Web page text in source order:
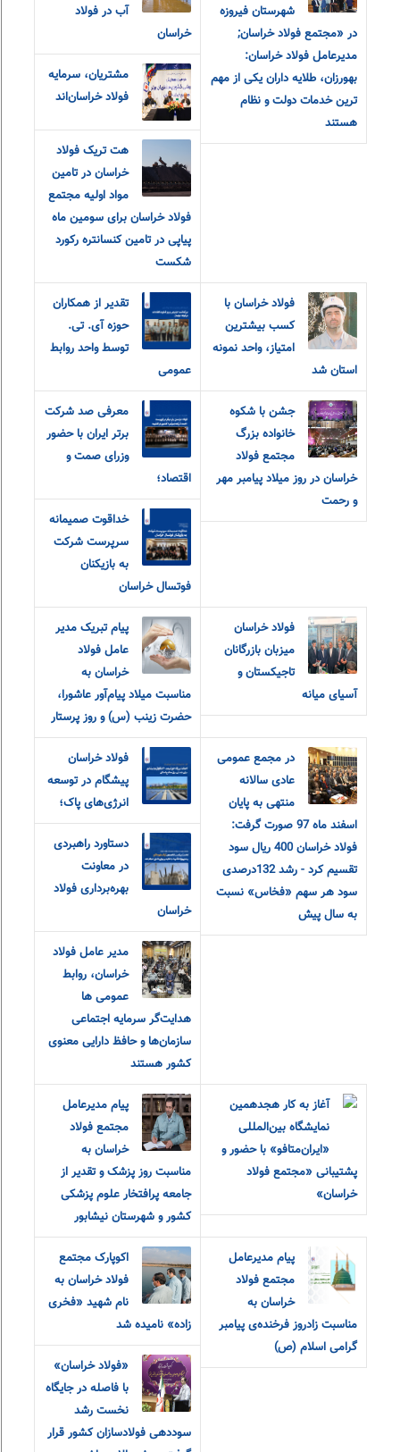
شهرستان فیروزه
در «مجتمع فولاد خراسان;
مدیرعامل فولاد خراسان:
بهورزان، طلایه داران یکی از مهم
ترین خدمات دولت و نظام
هستند
آب در فولاد
خراسان
مشتریان، سرمایه
فولاد خراسان‌اند
هت تریک فولاد
خراسان در تامین
مواد اولیه مجتمع
فولاد خراسان برای سومین ماه
پیاپی در تامین کنسانتره رکورد
شکست
فولاد خراسان با
کسب بیشترین
امتیاز، واحد نمونه
استان شد
تقدیر از همکاران
حوزه آی. تی.
توسط واحد روابط
عمومی
جشن با شکوه
خانواده بزرگ
مجتمع فولاد
خراسان در روز میلاد پیامبر مهر
و رحمت
معرفی صد شرکت
برتر ایران با حضور
وزرای صمت و
اقتصاد؛
خداقوت صمیمانه
سرپرست شرکت
به بازیکنان
فوتسال خراسان
فولاد خراسان
میزبان بازرگانان
تاجیکستان و
آسیای میانه
پیام تبریک مدیر
عامل فولاد
خراسان به
مناسبت میلاد پیام‌آور عاشورا،
حضرت زینب (س) و روز پرستار
در مجمع عمومی
عادی سالانه
منتهی به پایان
اسفند ماه 97 صورت گرفت:
فولاد خراسان 400 ریال سود
تقسیم کرد - رشد 132درصدی
سود هر سهم «فخاس» نسبت
به سال پیش
فولاد خراسان
پیشگام در توسعه
انرژی‌های پاک؛
دستاورد راهبردی
در معاونت
بهره‌برداری فولاد
خراسان
مدیر عامل فولاد
خراسان، روابط
عمومی ها
هدایت‌گر سرمایه اجتماعی
سازمان‌ها و حافظ دارایی معنوی
کشور هستند
آغاز به کار هجدهمین
نمایشگاه بین‌المللی
«ایران‌متافو» با حضور و
پشتیبانی «مجتمع فولاد
خراسان»
پیام مدیرعامل
مجتمع فولاد
خراسان به
مناسبت روز پزشک و تقدیر از
جامعه پرافتخار علوم پزشکی
کشور و شهرستان نیشابور
پیام مدیرعامل
مجتمع فولاد
خراسان به
مناسبت زادروز فرخنده‌ی پیامبر
گرامی اسلام (ص)
اکوپارک مجتمع
فولاد خراسان به
نام شهید «فخری
زاده» نامیده شد
«فولاد خراسان»
با فاصله در جایگاه
نخست رشد
سوددهی فولادسازان کشور قرار